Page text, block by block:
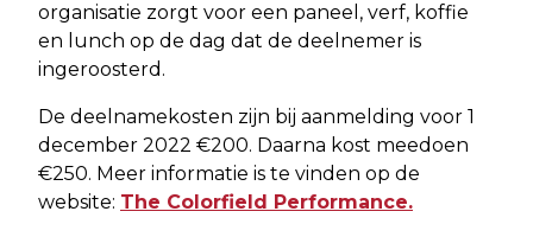
organisatie zorgt voor een paneel, verf, koffie
en lunch op de dag dat de deelnemer is
ingeroosterd.
De deelnamekosten zijn bij aanmelding voor 1
december 2022 €200. Daarna kost meedoen
€250. Meer informatie is te vinden op de
website: The Colorfield Performance.